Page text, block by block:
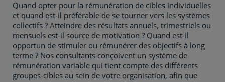
Quand opter pour la rémunération de cibles individuelles
et quand est-il préférable de se tourner vers les systèmes
collectifs ? Atteindre des résultats annuels, trimestriels ou
mensuels est-il source de motivation ? Quand est-il
opportun de stimuler ou rémunérer des objectifs à long
terme ? Nos consultants conçoivent un système de
rémunération variable qui tient compte des différents
groupes-cibles au sein de votre organisation, afin que